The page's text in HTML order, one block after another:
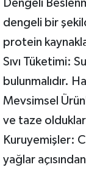
Dengeli
dengeli bir
protein
Sıvı Tüketimi:
bulunmalıdır.
Mevsimsel
ve taze
Kuruyemişler:
yağlar